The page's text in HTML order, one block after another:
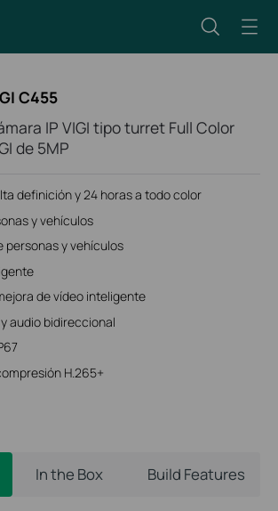
C455
IP VIGI tipo turret Full Color
de 5MP
definición y 24 horas a todo color
y vehículos
personas y vehículos
de vídeo inteligente
audio bidireccional
H.265+
In the Box Build Features